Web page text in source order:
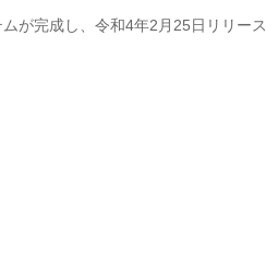
が完成し、令和4年2月25日リリース